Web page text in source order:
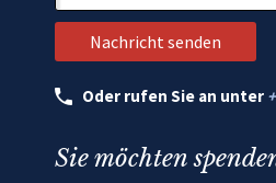
Oder rufen Sie an unter
Sie möchten